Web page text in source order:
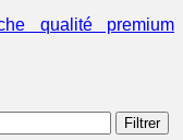
qualité premium
Filtrer